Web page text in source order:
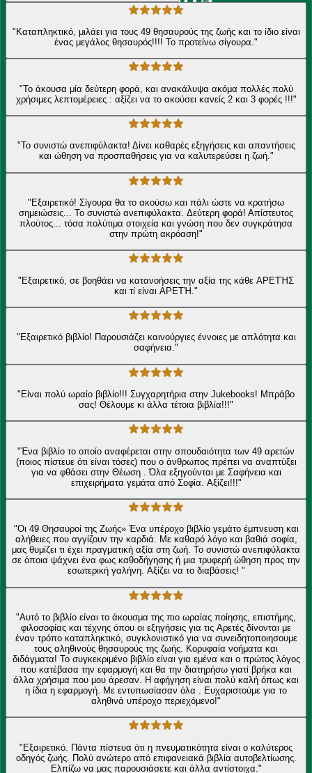
"Καταπληκτικό, μιλάει για τους 49 θησαυρούς της ζωής και το ίδιο είναι
ένας μεγάλος θησαυρός!!!! Το προτείνω σίγουρα."
"Το άκουσα μία δεύτερη φορά, και ανακάλυψα ακόμα πολλές πολύ
χρήσιμες λεπτομέρειες : αξίζει να το ακούσει κανείς 2 και 3 φορές !!!"
"Το συνιστώ ανεπιφύλακτα! Δίνει καθαρές εξηγήσεις και απαντήσεις
και ώθηση να προσπαθήσεις για να καλυτερεύσει η ζωή."
"Εξαιρετικό! Σίγουρα θα το ακούσω και πάλι ώστε να κρατήσω
σημειώσεις... Το συνιστώ ανεπιφύλακτα. Δεύτερη φορά! Απίστευτος
πλούτος... τόσα πολύτιμα στοιχεία και γνώση που δεν συγκράτησα
στην πρώτη ακρόαση!"
"Εξαιρετικό, σε βοηθάει να κατανοήσεις την αξία της κάθε ΑΡΕΤΉΣ
και τί είναι ΑΡΕΤΉ."
"Εξαιρετικό βιβλίο! Παρουσιάζει καινούργιες έννοιες με απλότητα και
σαφήνεια."
"Είναι πολύ ωραίο βιβλίο!!! Συγχαρητήρια στην Jukebooks! Μπράβο
σας! Θέλουμε κι άλλα τέτοια βιβλία!!!"
"Ένα βιβλίο το οποίο αναφέρεται στην σπουδαιότητα των 49 αρετών
(ποιος πίστευε ότι είναι τόσες) που ο άνθρωπος πρέπει να αναπτύξει
για να φθάσει στην Θέωση . Όλα εξηγούνται με Σαφήνεια και
επιχειρήματα γεμάτα από Σοφία. Αξίζει!!!"
"Οι 49 Θησαυροί της Ζωής» Ένα υπέροχο βιβλίο γεμάτο έμπνευση και
αλήθειες που αγγίζουν την καρδιά. Με καθαρό λόγο και βαθιά σοφία,
μας θυμίζει τι έχει πραγματική αξία στη ζωή. Το συνιστώ ανεπιφύλακτα
σε όποια ψάχνει ένα φως καθοδήγησης ή μια τρυφερή ώθηση προς την
εσωτερική γαλήνη. Αξίζει να το διαβάσεις! "
"Αυτό το βιβλίο είναι το άκουσμα της πιο ωραίας ποίησης, επιστήμης,
φιλοσοφίας και τέχνης όπου οι εξηγήσεις για τις Αρετές δίνονται με
έναν τρόπο καταπληκτικό, συγκλονιστικό για να συνειδητοποιησουμε
τους αληθινούς θησαυρούς της ζωής. Κορυφαία νοήματα και
διδάγματα! Το συγκεκριμένο βιβλίο είναι για εμένα και ο πρώτος λόγος
που κατέβασα την εφαρμογή και θα την διατηρήσω γιατί βρήκα και
άλλα χρήσιμα που μου άρεσαν. Η αφήγηση είναι πολύ καλή όπως και
η ίδια η εφαρμογή. Με εντυπωσίασαν όλα . Ευχαριστούμε για το
αληθινά υπέροχο περιεχόμενο!"
"Εξαιρετικό. Πάντα πίστευα ότι η πνευματικότητα είναι ο καλύτερος
οδηγός ζωής. Πολύ ανώτερο από επιφανειακά βιβλία αυτοβελτίωσης.
Ελπίζω να μας παρουσιάσετε και άλλα αντίστοιχα."